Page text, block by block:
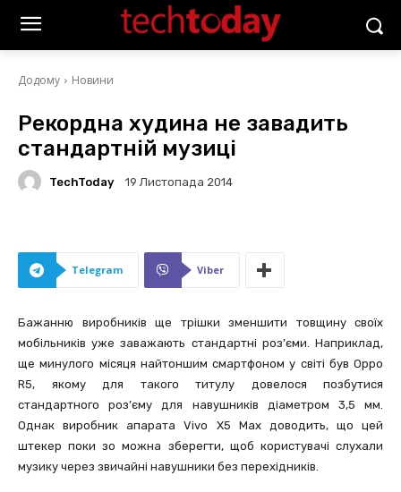
Додому Новини
Рекордна худина не завадить
стандартній музиці
TechToday 19 Листопада 2014
Telegram Viber
Бажанню виробників ще трішки зменшити товщину своїх
мобільників уже заважають стандартні роз’єми. Наприклад,
ще минулого місяця найтоншим смартфоном у світі був Oppo
R5, якому для такого титулу довелося позбутися
стандартного роз’єму для навушників діаметром 3,5 мм.
Однак виробник апарата Vivo X5 Max доводить, що цей
штекер поки зо можна зберегти, щоб користувачі слухали
музику через звичайні навушники без перехідників.